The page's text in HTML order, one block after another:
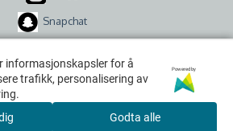
Snapchat
Scrapping v/ Scrappekjelleren AS
informasjonskapsler for å
trafikk, personalisering av
Powered by
Godta alle
informasjonskapsler for å
trafikk, personalisering av
Powered by
Godta alle